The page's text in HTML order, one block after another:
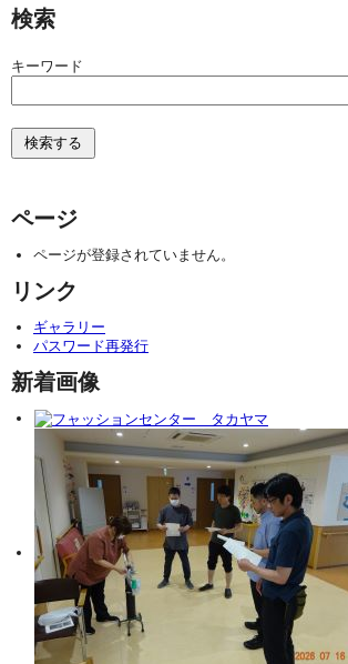
検索
キーワード
ページ
ページが登録されていません。
リンク
ギャラリー
パスワード再発行
新着画像